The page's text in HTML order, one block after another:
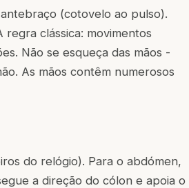
(cotovelo ao pulso).
clássica: movimentos
Não se esqueça das mãos -
As mãos contêm numerosos
do relógio). Para o abdómen,
a direção do cólon e apoia o